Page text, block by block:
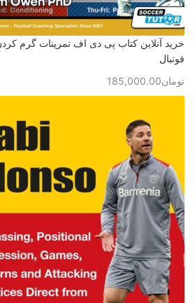
خرید آنلاین کتاب پی دی اف تمرینات گرم
فوتبال
تومان185,000.00